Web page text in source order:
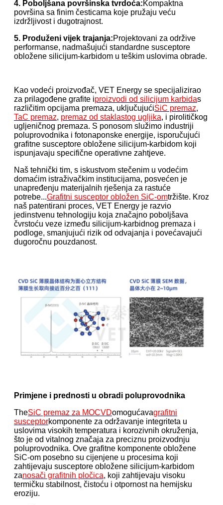
4. Poboljšana površinska tvrdoća:Kompaktna
površina sa finim česticama koje pružaju veću
izdržljivost i dugotrajnost.
5. Produženi vijek trajanja:Projektovani za održive
performanse, nadmašujući standardne susceptore
obložene silicijum-karbidom u teškim uslovima obrade.
Kao vodeći proizvođač, VET Energy se specijalizirao
za prilagođene grafite iproizvodi od silicijum karbidas
različitim opcijama premaza, uključujućiSiC premaz,
TaC premaz, premaz od staklastog ugljika, i pirolitičkog
ugljeničnog premaza. S ponosom služimo industriji
poluprovodnika i fotonaponske energije, isporučujući
grafitne susceptore obložene silicijum-karbidom koji
ispunjavaju specifične operativne zahtjeve.
Naš tehnički tim, s iskustvom stečenim u vodećim
domaćim istraživačkim institucijama, posvećen je
unapređenju materijalnih rješenja za rastuće
potrebe...Grafitni susceptor obložen SiC-omtržište. Kroz
naš patentirani proces, VET Energy je razvio
jedinstvenu tehnologiju koja značajno poboljšava
čvrstoću veze između silicijum-karbidnog premaza i
podloge, smanjujući rizik od odvajanja i povećavajući
dugoročnu pouzdanost.
Primjene i prednosti u obradi poluprovodnika
TheSiC premaz za MOCVDomogućavagrafitni
susceptorkomponente za održavanje integriteta u
uslovima visokih temperatura i korozivnih okruženja,
što je od vitalnog značaja za preciznu proizvodnju
poluprovodnika. Ove grafitne komponente obložene
SiC-om posebno su cijenjene u procesima koji
zahtijevaju susceptore obložene silicijum-karbidom
zanosači grafitnih pločica, koji zahtijevaju visoku
termičku stabilnost, čistoću i otpornost na hemijsku
eroziju.